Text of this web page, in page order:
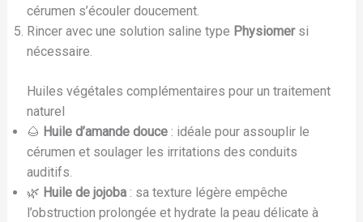
cérumen s’écouler doucement.
Rincer avec une solution saline type Physiomersi
nécessaire.
Huiles végétales complémentaires pour un traitement
naturel
🌰 Huile d’amande douce: idéale pour assouplir le
cérumen et soulager les irritations des conduits
auditifs.
🌿 Huile de jojoba: sa texture légère empêche
l’obstruction prolongée et hydrate la peau délicate à